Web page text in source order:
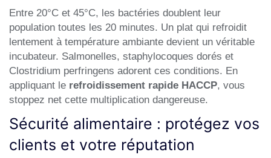
Entre 20°C et 45°C, les bactéries doublent leur
population toutes les 20 minutes. Un plat qui refroidit
lentement à température ambiante devient un véritable
incubateur. Salmonelles, staphylocoques dorés et
Clostridium perfringens adorent ces conditions. En
appliquant le refroidissement rapide HACCP, vous
stoppez net cette multiplication dangereuse.
Sécurité alimentaire : protégez vos
clients et votre réputation